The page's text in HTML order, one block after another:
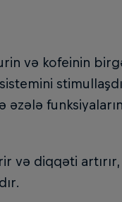
və kofeinin
və diqqəti artırır,